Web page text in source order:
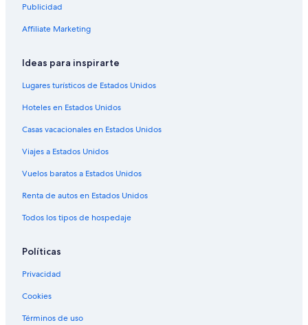
Publicidad
Affiliate Marketing
Ideas para inspirarte
Lugares turísticos de Estados Unidos
Hoteles en Estados Unidos
Casas vacacionales en Estados Unidos
Viajes a Estados Unidos
Vuelos baratos a Estados Unidos
Renta de autos en Estados Unidos
Todos los tipos de hospedaje
Políticas
Privacidad
Cookies
Términos de uso